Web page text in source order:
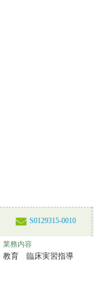
S0129315-0010
業務内容
教育 臨床実習指導